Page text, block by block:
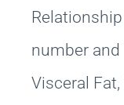
number and
Visceral